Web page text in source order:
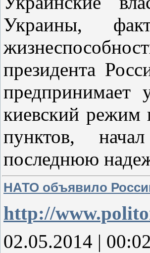
Украины,
президента
предпринимает
киевский режим
пунктов,
последнюю
НАТО объявило
http://
02.05.2014 | 00:02